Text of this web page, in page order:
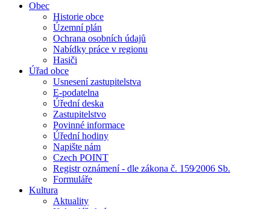
Obec
Historie obce
Územní plán
Ochrana osobních údajů
Nabídky práce v regionu
Hasiči
Úřad obce
Usnesení zastupitelstva
E-podatelna
Úřední deska
Zastupitelstvo
Povinné informace
Úřední hodiny
Napište nám
Czech POINT
Registr oznámení - dle zákona č. 159⁄2006 Sb.
Formuláře
Kultura
Aktuality